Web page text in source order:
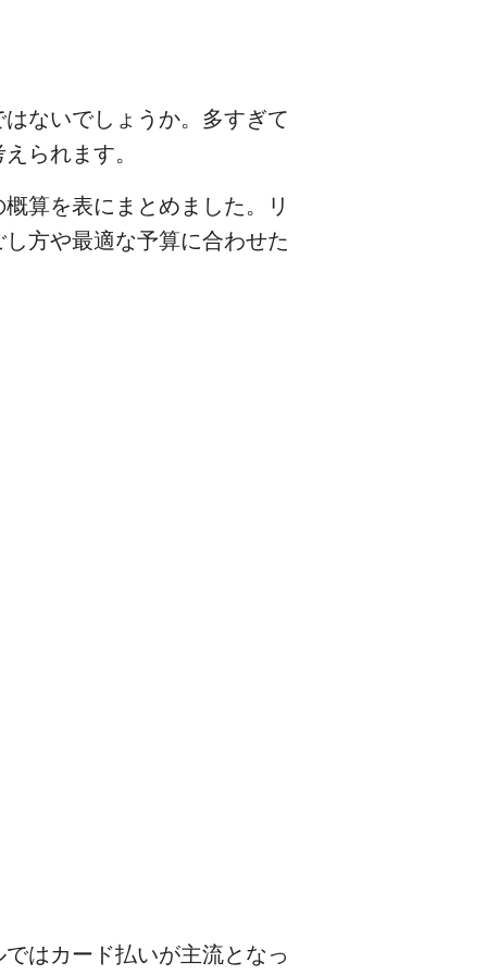
ないでしょうか。多すぎて
られます。
算を表にまとめました。リ
方や最適な予算に合わせた
はカード払いが主流となっ